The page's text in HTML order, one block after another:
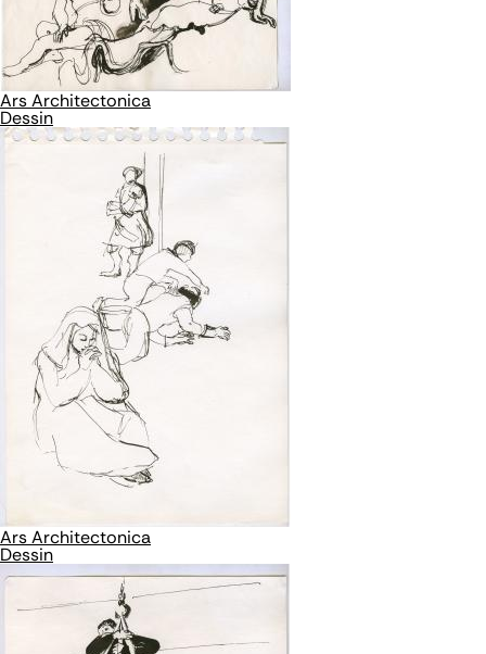
Ars Architectonica
Dessin
Ars Architectonica
Dessin